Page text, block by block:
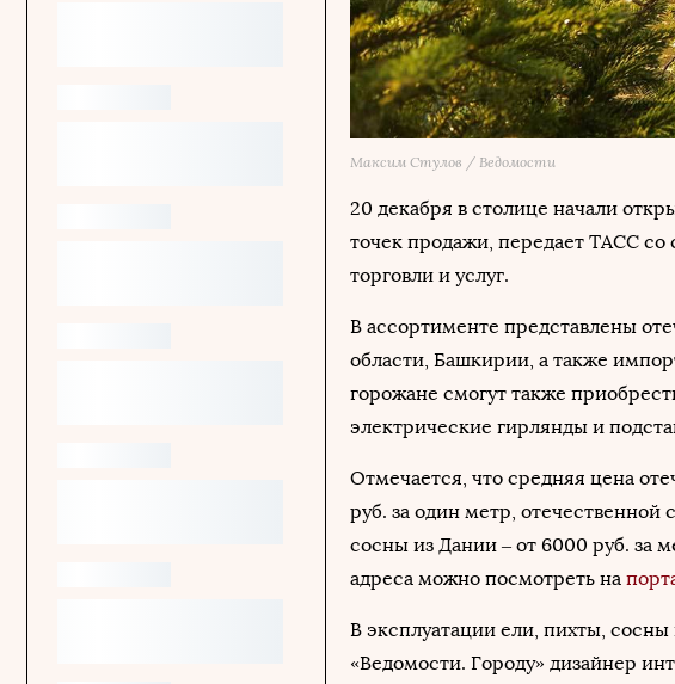
Максим Стулов / Ведомости
20 декабря в столице начали
точек продажи, передает ТАСС со
торговли и услуг.
В ассортименте представлены
области, Башкирии, а также
горожане смогут также
электрические гирлянды и
Отмечается, что средняя цена
руб. за один метр, отечественной
сосны из Дании – от 6000 руб. за
адреса можно посмотреть на
В эксплуатации ели, пихты,
«Ведомости. Городу» дизайнер